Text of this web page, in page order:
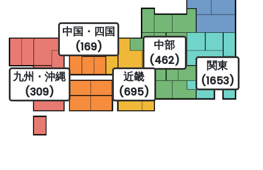
関東
(1653)
中部
(462)
近畿
(695)
中国・四国
(169)
九州・沖縄
(309)